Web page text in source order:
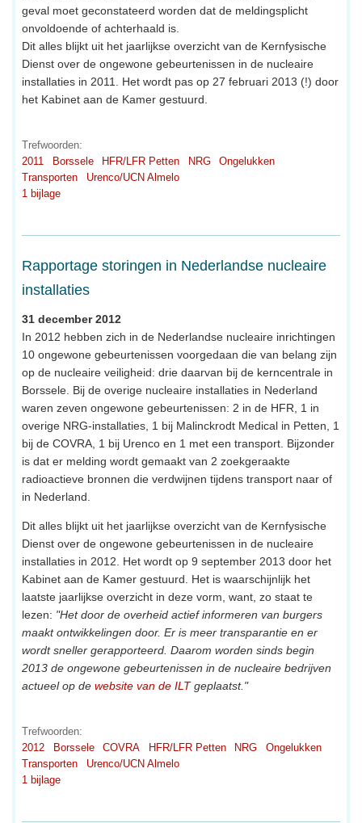
geval moet geconstateerd worden dat de meldingsplicht
onvoldoende of achterhaald is.
Dit alles blijkt uit het jaarlijkse overzicht van de Kernfysische
Dienst over de ongewone gebeurtenissen in de nucleaire
installaties in 2011. Het wordt pas op 27 februari 2013 (!) door
het Kabinet aan de Kamer gestuurd.
Trefwoorden:
2011
Borssele HFR/LFR Petten NRG
Ongelukken
Transporten
Urenco/UCN Almelo
1 bijlage
Rapportage storingen in Nederlandse nucleaire
installaties
31 december 2012
In 2012 hebben zich in de Nederlandse nucleaire inrichtingen
10 ongewone gebeurtenissen voorgedaan die van belang zijn
op de nucleaire veiligheid: drie daarvan bij de kerncentrale in
Borssele. Bij de overige nucleaire installaties in Nederland
waren zeven ongewone gebeurtenissen: 2 in de HFR, 1 in
overige NRG-installaties, 1 bij Malinckrodt Medical in Petten, 1
bij de COVRA, 1 bij Urenco en 1 met een transport. Bijzonder
is dat er melding wordt gemaakt van 2 zoekgeraakte
radioactieve bronnen die verdwijnen tijdens transport naar of
in Nederland.
Dit alles blijkt uit het jaarlijkse overzicht van de Kernfysische
Dienst over de ongewone gebeurtenissen in de nucleaire
installaties in 2012. Het wordt op 9 september 2013 door het
Kabinet aan de Kamer gestuurd. Het is waarschijnlijk het
laatste jaarlijkse overzicht in deze vorm, want, zo staat te
lezen: "Het door de overheid actief informeren van burgers
maakt ontwikkelingen door. Er is meer transparantie en er
wordt sneller gerapporteerd. Daarom worden sinds begin
2013 de ongewone gebeurtenissen in de nucleaire bedrijven
actueel op de website van de ILTgeplaatst."
Trefwoorden:
2012
Borssele COVRA HFR/LFR Petten NRG
Ongelukken
Transporten
Urenco/UCN Almelo
1 bijlage